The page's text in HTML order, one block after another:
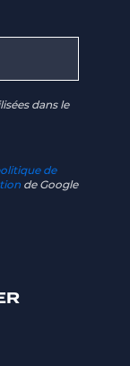
dans le
de
de Google